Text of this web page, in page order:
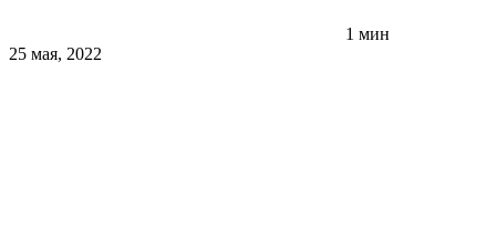
1 мин
25 мая, 2022